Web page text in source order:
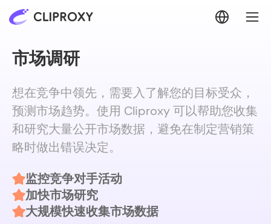
市场调研
想在竞争中领先，需要入了解您的目标受众，
预测市场趋势。使用 Cliproxy 可以帮助您收集
和研究大量公开市场数据，避免在制定营销策
略时做出错误决定。
监控竞争对手活动
加快市场研究
大规模快速收集市场数据